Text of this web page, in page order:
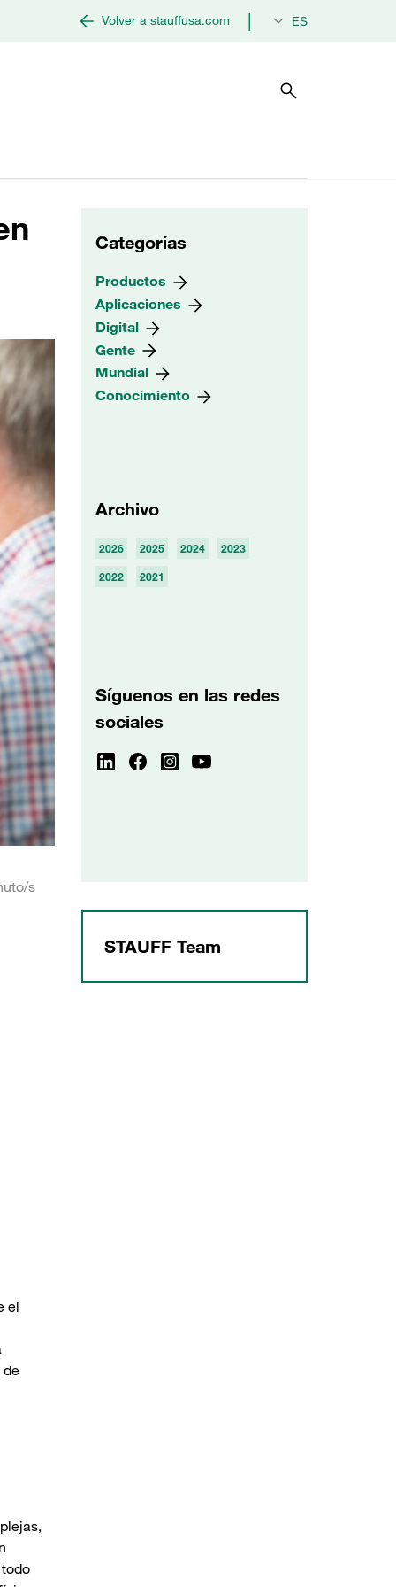
Volver a stauffusa.com ES
s
el
de
Categorías
Productos
Aplicaciones
Digital
Gente
Mundial
Conocimiento
Archivo
2026 2025 2024
2023
2022
2021
Síguenos en las redes
sociales
STAUFF Team